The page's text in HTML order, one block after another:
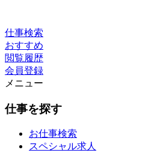
仕事検索
おすすめ
閲覧履歴
会員登録
メニュー
仕事を探す
お仕事検索
スペシャル求人